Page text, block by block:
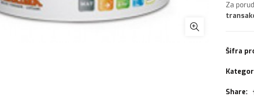
Za
Šifra
Share